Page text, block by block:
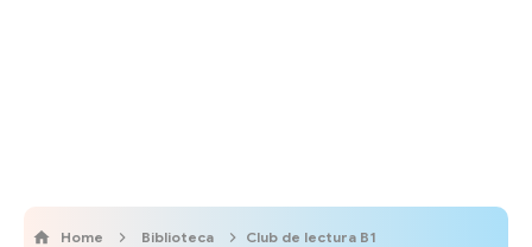
Home Biblioteca Club de lectura B1